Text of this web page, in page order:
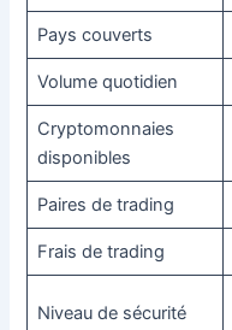
Pays couverts
Volume quotidien
Cryptomonnaies
disponibles
Paires de trading
Frais de trading
Niveau de sécurité